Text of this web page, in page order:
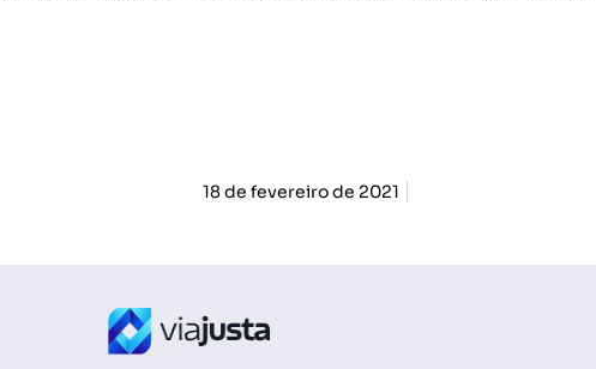
18 de fevereiro de 2021